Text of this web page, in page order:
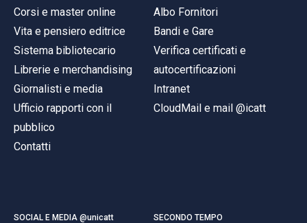
Corsi e master online
Vita e pensiero editrice
Sistema bibliotecario
Librerie e merchandising
Giornalisti e media
Ufficio rapporti con il
pubblico
Contatti
Albo Fornitori
Bandi e Gare
Verifica certificati e
autocertificazioni
Intranet
CloudMail e mail @icatt
SOCIAL E MEDIA @unicatt SECONDO TEMPO